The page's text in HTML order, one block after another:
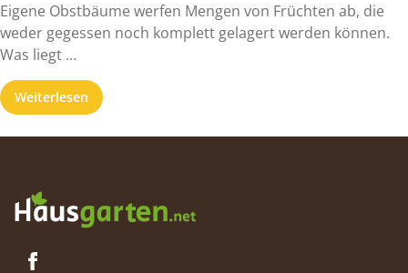
Eigene Obstbäume werfen Mengen von Früchten ab, die
weder gegessen noch komplett gelagert werden können.
Was liegt ...
Weiterlesen